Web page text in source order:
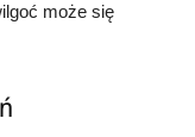
może się